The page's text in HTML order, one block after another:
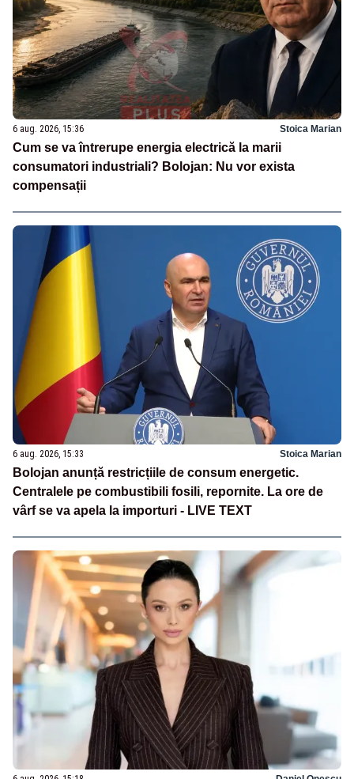
6 aug. 2026, 15:36 Stoica Marian
Cum se va întrerupe energia electrică la marii
consumatori industriali? Bolojan: Nu vor exista
compensații
6 aug. 2026, 15:33 Stoica Marian
Bolojan anunță restricțiile de consum energetic.
Centralele pe combustibili fosili, repornite. La ore de
vârf se va apela la importuri - LIVE TEXT